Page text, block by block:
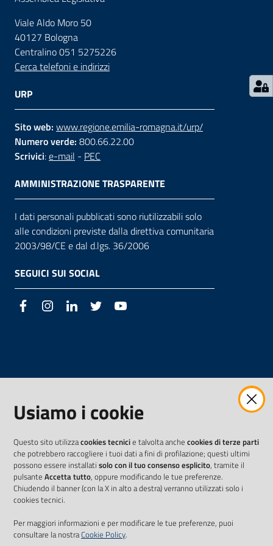
Contatti
su
Viale Aldo Moro 50
40127 Bologna
Centralino 051 5275226
Cerca telefoni e indirizzi
URP
Sito web: www.regione.emilia-romagna.it/urp/
Numero verde: 800.66.22.00
Scrivici:e-mail - PEC
AMMINISTRAZIONE TRASPARENTE
I dati personali pubblicati sono riutilizzabili solo
alle condizioni previste dalla direttiva comunitaria
2003/98/CE e dal d.lgs. 36/2006
SEGUICI SUI SOCIAL
FacebookInstagramLinkedIn Twitter
Usiamo i cookie
Questo sito utilizzacookies tecnicie talvolta anche cookies di terze parti
che potrebbero raccogliere i tuoi dati a fini di profilazione; questi ultimi
possono essere installati solo con il tuo consenso esplicito, tramite il
pulsante Accetta tutto, oppure modificando le tue preferenze.
Chiudendo il banner (con la X in alto a destra) verranno utilizzati solo i
cookies tecnici.
Per maggiori informazioni e per modificare le tue preferenze, puoi
consultare la nostraCookie Policy.